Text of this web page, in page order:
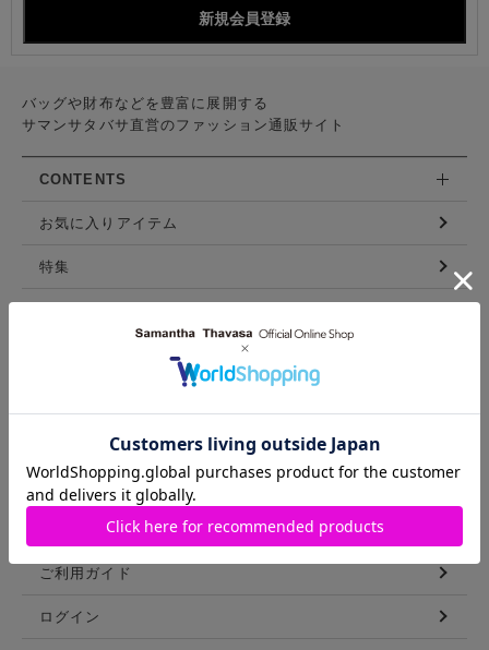
バッグや財布などを豊富に展開する
サマンサタバサ直営のファッション通販サイト
CONTENTS
お気に入りアイテム
特集
スタッフリスト
ショップブログ
ご利用ガイド
ログイン